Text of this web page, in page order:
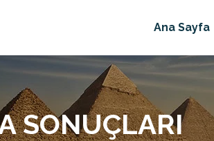
Ana Sayfa
SONUÇLARI